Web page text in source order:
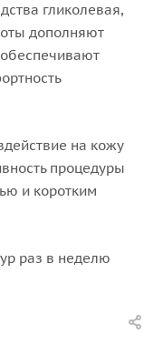
гликолевая,
дополняют
на кожу
процедуры
и коротким
раз в неделю